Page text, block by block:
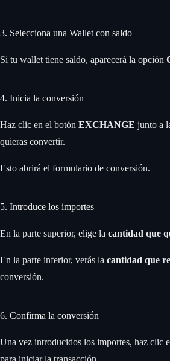
3. Selecciona una Wallet con saldo
Si tu wallet tiene saldo, aparecerá la opción
4. Inicia la conversión
Haz clic en el botón EXCHANGE junto a
quieras convertir.
Esto abrirá el formulario de conversión.
5. Introduce los importes
En la parte superior, elige la cantidad que
En la parte inferior, verás la cantidad que
conversión.
6. Confirma la conversión
Una vez introducidos los importes, haz clic
para iniciar la transacción.